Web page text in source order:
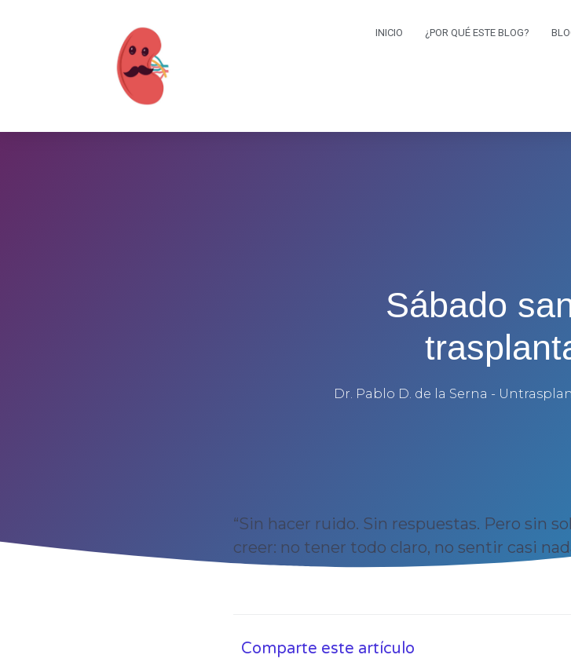
INICIO ¿POR QUÉ ESTE BLOG?
Sábado
Dr. Pablo D. de la Serna -
“Sin hacer ruido. Sin respuestas. Pero sin
creer: no tener todo claro, no sentir casi
Comparte este artículo